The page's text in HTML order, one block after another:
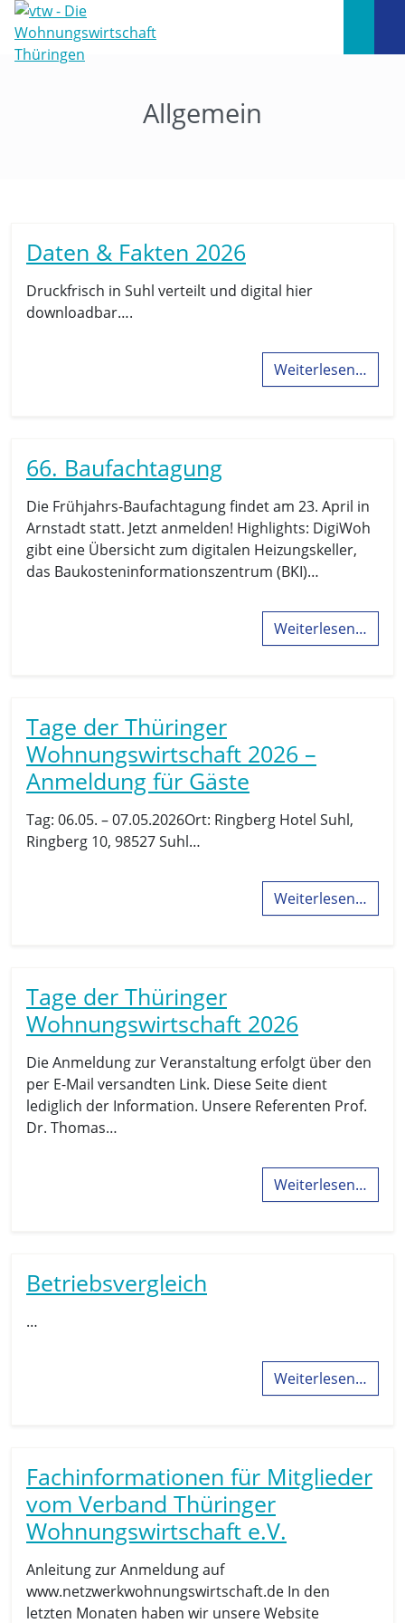
Allgemein
Daten & Fakten 2026
Druckfrisch in Suhl verteilt und digital hier
downloadbar….
Weiterlesen…
66. Baufachtagung
Die Frühjahrs-Baufachtagung findet am 23. April in
Arnstadt statt. Jetzt anmelden! Highlights: DigiWoh
gibt eine Übersicht zum digitalen Heizungskeller,
das Baukosteninformationszentrum (BKI)…
Weiterlesen…
Tage der Thüringer
Wohnungswirtschaft 2026 –
Anmeldung für Gäste
Tag: 06.05. – 07.05.2026Ort: Ringberg Hotel Suhl,
Ringberg 10, 98527 Suhl…
Weiterlesen…
Tage der Thüringer
Wohnungswirtschaft 2026
Die Anmeldung zur Veranstaltung erfolgt über den
per E-Mail versandten Link. Diese Seite dient
lediglich der Information. Unsere Referenten Prof.
Dr. Thomas…
Weiterlesen…
Betriebsvergleich
…
Weiterlesen…
Fachinformationen für Mitglieder
vom Verband Thüringer
Wohnungswirtschaft e.V.
Anleitung zur Anmeldung auf
www.netzwerkwohnungswirtschaft.de In den
letzten Monaten haben wir unsere Website